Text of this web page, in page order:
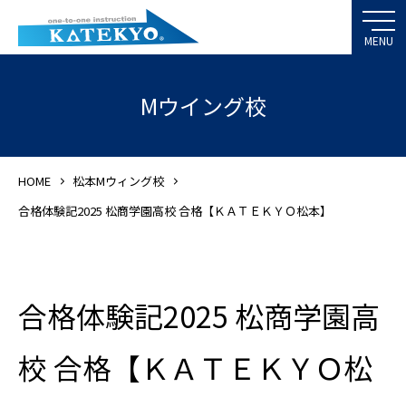
Mウイング校
HOME
松本Mウィング校
合格体験記2025 松商学園高校 合格【ＫＡＴＥＫＹＯ松本】
合格体験記2025 松商学園高
校 合格【ＫＡＴＥＫＹＯ松